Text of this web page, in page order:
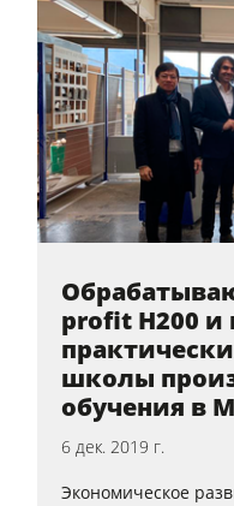
profit H200
школы
обучения в
6 дек. 2019 г.
Экономическое